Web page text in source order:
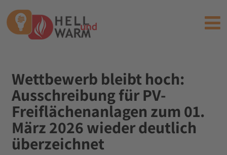
Wettbewerb bleibt hoch:
Ausschreibung für PV-
Freiflächenanlagen zum 01.
März 2026 wieder deutlich
überzeichnet